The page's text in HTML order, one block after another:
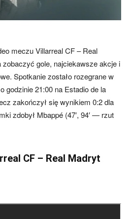
meczu Villarreal CF – Real
gole, najciekawsze akcje i
Spotkanie zostało rozegrane w
godzinie 21:00 na Estadio de la
zakończył się wynikiem 0:2 dla
zdobył Mbappé (47′, 94′ — rzut
CF – Real Madryt